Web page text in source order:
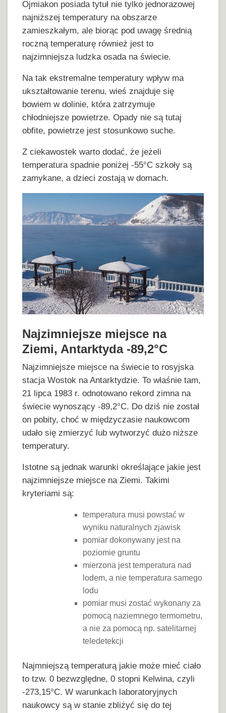
Ojmiakon posiada tytuł nie tylko jednorazowej
najniższej temperatury na obszarze
zamieszkałym, ale biorąc pod uwagę średnią
roczną temperaturę również jest to
najzimniejsza ludzka osada na świecie.
Na tak ekstremalne temperatury wpływ ma
ukształtowanie terenu, wieś znajduje się
bowiem w dolinie, która zatrzymuje
chłodniejsze powietrze. Opady nie są tutaj
obfite, powietrze jest stosunkowo suche.
Z ciekawostek warto dodać, że jeżeli
temperatura spadnie poniżej -55°C szkoły są
zamykane, a dzieci zostają w domach.
Najzimniejsze miejsce na
Ziemi, Antarktyda -89,2°C
Najzimniejsze miejsce na świecie to rosyjska
stacja Wostok na Antarktydzie. To właśnie tam,
21 lipca 1983 r. odnotowano rekord zimna na
świecie wynoszący -89,2°C. Do dziś nie został
on pobity, choć w międzyczasie naukowcom
udało się zmierzyć lub wytworzyć dużo niższe
temperatury.
Istotne są jednak warunki określające jakie jest
najzimniejsze miejsce na Ziemi. Takimi
kryteriami są:
temperatura musi powstać w
wyniku naturalnych zjawisk
pomiar dokonywany jest na
poziomie gruntu
mierzona jest temperatura nad
lodem, a nie temperatura samego
lodu
pomiar musi zostać wykonany za
pomocą naziemnego termometru,
a nie za pomocą np. satelitarnej
teledetekcji
Najmniejszą temperaturą jakie może mieć ciało
to tzw. 0 bezwzględne, 0 stopni Kelwina, czyli
-273,15°C. W warunkach laboratoryjnych
naukowcy są w stanie zbliżyć się do tej